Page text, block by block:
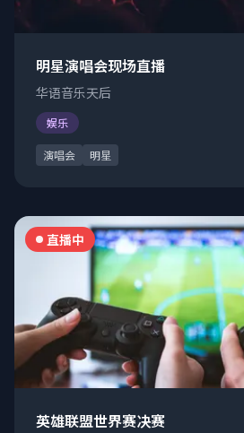
明星演唱会现场直播
华语音乐天后
娱乐
演唱会 明星
直播中
英雄联盟世界赛决赛